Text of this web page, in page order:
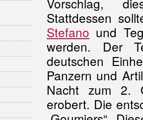
Stattdessen
Stefano und
werden. Der
deutschen
Panzern und
Nacht zum 2.
erobert. Die